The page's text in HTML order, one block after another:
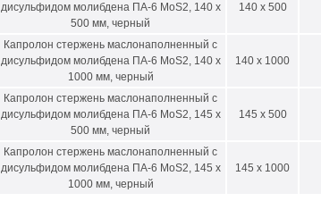
дисульфидом молибдена ПА-6 MoS2, 140 х
500 мм, черный
140 x 500
Капролон стержень маслонаполненный с
дисульфидом молибдена ПА-6 MoS2, 140 х
1000 мм, черный
140 x 1000
Капролон стержень маслонаполненный с
дисульфидом молибдена ПА-6 MoS2, 145 х
500 мм, черный
145 x 500
Капролон стержень маслонаполненный с
дисульфидом молибдена ПА-6 MoS2, 145 х
1000 мм, черный
145 x 1000